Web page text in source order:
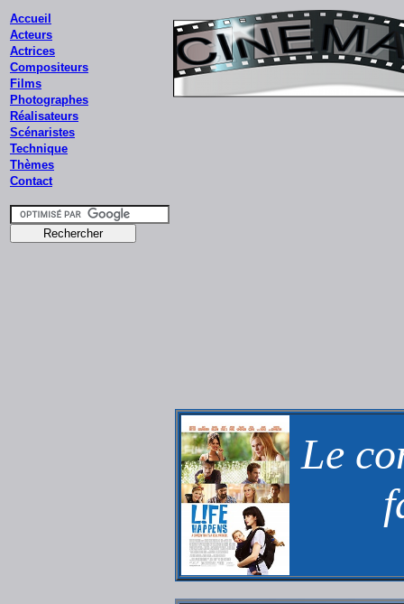
Accueil
Acteurs
Actrices
Compositeurs
Films
Photographes
Réalisateurs
Scénaristes
Technique
Thèmes
Contact
Le